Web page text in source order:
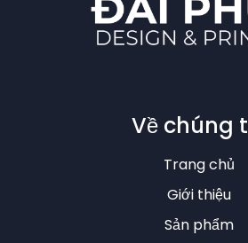
Về chúng
Trang chủ
Giới thiệu
Sản phẩm